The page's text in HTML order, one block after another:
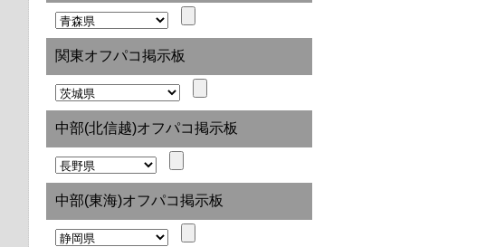
関東オフパコ掲示板
中部(北信越)オフパコ掲示板
中部(東海)オフパコ掲示板